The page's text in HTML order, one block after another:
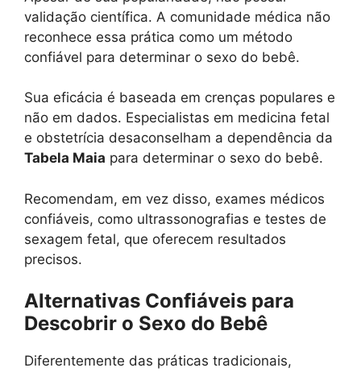
validação científica. A comunidade médica não
reconhece essa prática como um método
confiável para determinar o sexo do bebê.
Sua eficácia é baseada em crenças populares e
não em dados. Especialistas em medicina fetal
e obstetrícia desaconselham a dependência da
Tabela Maia para determinar o sexo do bebê.
Recomendam, em vez disso, exames médicos
confiáveis, como ultrassonografias e testes de
sexagem fetal, que oferecem resultados
precisos.
Alternativas Confiáveis para
Descobrir o Sexo do Bebê
Diferentemente das práticas tradicionais,